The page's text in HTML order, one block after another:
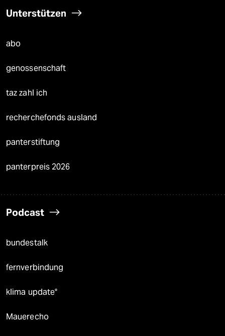
Unterstützen
abo
genossenschaft
taz zahl ich
recherchefonds ausland
panterstiftung
panterpreis 2026
Podcast
bundestalk
fernverbindung
klima update°
Mauerecho